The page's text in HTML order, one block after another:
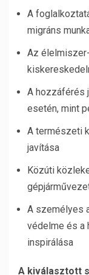
A
migráns
Az
A hozzáférés
esetén, mint
A természeti
javítása
Közúti
A személyes
védelme és a
inspirálása
A kiválasztott